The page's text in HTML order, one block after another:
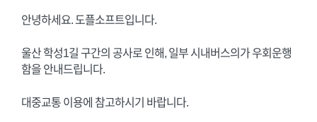
안녕하세요. 도플소프트입니다.
울산 학성1길 구간의 공사로 인해, 일부 시내버스의가 우회운행
함을 안내드립니다.
대중교통 이용에 참고하시기 바랍니다.